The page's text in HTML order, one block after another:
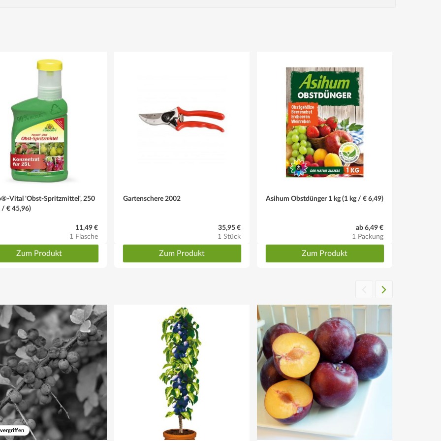
und leicht feucht
sollte, empfehlen wir unser Buch
"Obstbaumschnitt"
belassen, bis sich ein ausreichend starker Stamm gebildet hat.
Vital 'Obst-Spritzmittel', 250
/ € 45,96)
11,49 €
1 Flasche
Zum Produkt
Gartenschere 2002
35,95 €
1 Stück
Zum Produkt
Asihum Obstdünger 1 kg (1 kg / € 6,49)
ab 6,49 €
1 Packung
Zum Produkt